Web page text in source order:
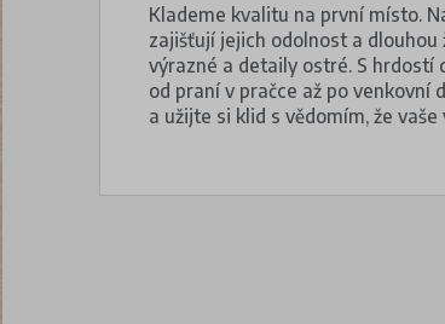
Klademe kvalitu na první místo.
zajišťují jejich odolnost a
výrazné a detaily ostré. S hrdostí
od praní v pračce až po venkovní
a užijte si klid s vědomím, že